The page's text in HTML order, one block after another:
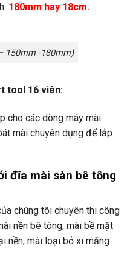
180mm hay 18cm.
150mm -180mm)
tool 16 viên:
cho các dòng máy mài
mài chuyên dụng để lắp
đĩa mài sàn bê tông
chúng tôi chuyên thi công
nền bê tông, mài bề mặt
nền, mài loại bỏ xi măng